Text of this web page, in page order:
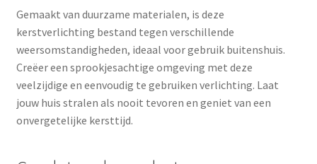
Gemaakt van duurzame materialen, is deze
kerstverlichting bestand tegen verschillende
weersomstandigheden, ideaal voor gebruik buitenshuis.
Creëer een sprookjesachtige omgeving met deze
veelzijdige en eenvoudig te gebruiken verlichting. Laat
jouw huis stralen als nooit tevoren en geniet van een
onvergetelijke kersttijd.